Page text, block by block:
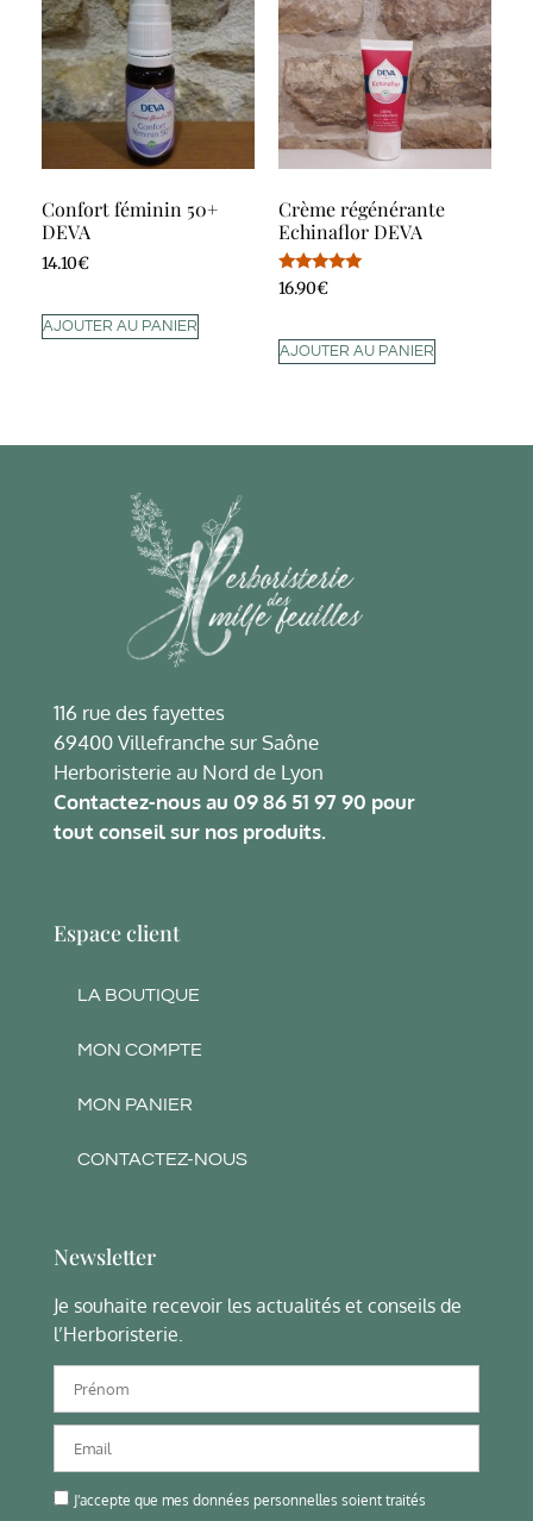
Confort féminin 50+
DEVA
14.10€
AJOUTER AU PANIER
Crème régénérante
Echinaflor DEVA
Note
5.00
16.90€
AJOUTER AU PANIER
116 rue des fayettes
69400 Villefranche sur Saône
Herboristerie au Nord de Lyon
Contactez-nous au 09 86 51 97 90 pour
tout conseil sur nos produits.
Espace client
LA BOUTIQUE
MON COMPTE
MON PANIER
CONTACTEZ-NOUS
Newsletter
Je souhaite recevoir les actualités et conseils de
l’Herboristerie.
J'accepte que mes données personnelles soient traités